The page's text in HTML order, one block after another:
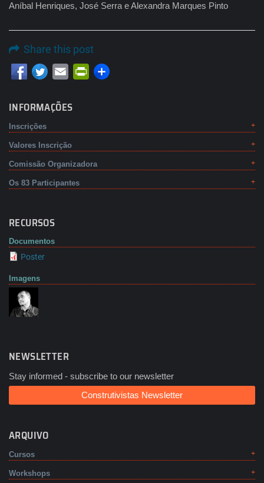
Aníbal Henriques, José Serra e Alexandra Marques Pinto
Share this post
Email PrintFriendly
INFORMAÇÕES
Inscrições
Valores Inscrição
Comissão Organizadora
Os 83 Participantes
RECURSOS
Documentos
Poster
Imagens
NEWSLETTER
Stay informed - subscribe to our newsletter
Construtivistas Newsletter
ARQUIVO
Cursos
Workshops